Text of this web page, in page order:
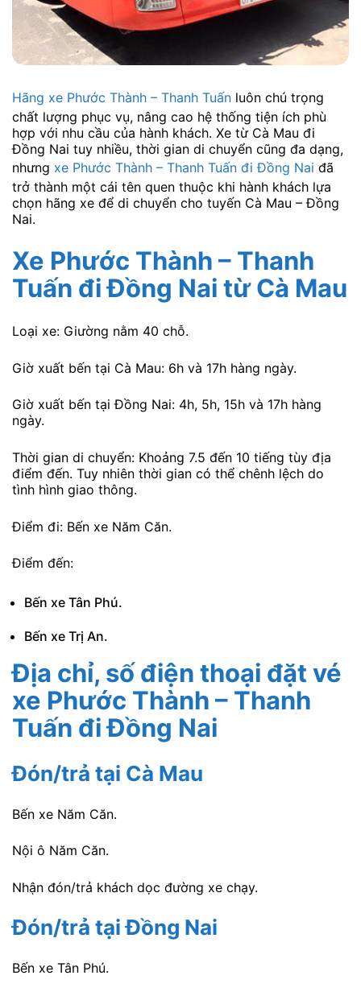
Hãng xe Phước Thành – Thanh Tuấn luôn chú trọng
chất lượng phục vụ, nâng cao hệ thống tiện ích phù
hợp với nhu cầu của hành khách. Xe từ Cà Mau đi
Đồng Nai tuy nhiều, thời gian di chuyển cũng đa dạng,
nhưng xe Phước Thành – Thanh Tuấn đi Đồng Nai đã
trở thành một cái tên quen thuộc khi hành khách lựa
chọn hãng xe để di chuyển cho tuyến Cà Mau – Đồng
Nai.
Xe Phước Thành – Thanh
Tuấn đi Đồng Nai từ Cà Mau
Loại xe: Giường nằm 40 chỗ.
Giờ xuất bến tại Cà Mau: 6h và 17h hàng ngày.
Giờ xuất bến tại Đồng Nai: 4h, 5h, 15h và 17h hàng
ngày.
Thời gian di chuyển: Khoảng 7.5 đến 10 tiếng tùy địa
điểm đến. Tuy nhiên thời gian có thể chênh lệch do
tình hình giao thông.
Điểm đi: Bến xe Năm Căn.
Điểm đến:
Bến xe Tân Phú.
Bến xe Trị An.
Địa chỉ, số điện thoại đặt vé
xe Phước Thành – Thanh
Tuấn đi Đồng Nai
Đón/trả tại Cà Mau
Bến xe Năm Căn.
Nội ô Năm Căn.
Nhận đón/trả khách dọc đường xe chạy.
Đón/trả tại Đồng Nai
Bến xe Tân Phú.